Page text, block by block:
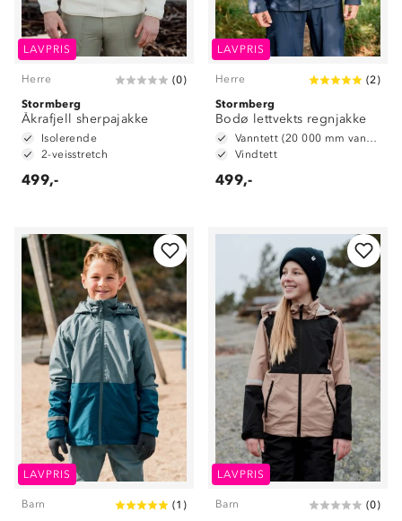
LAVPRIS
Herre (0)
Stormberg
Åkrafjell sherpajakke
Isolerende
2-veisstretch
499,-
LAVPRIS
Herre (2)
Stormberg
Bodø lettvekts regnjakke
Vanntett (20 000 mm vannsøyle)
Vindtett
499,-
LAVPRIS
Barn (1 )
LAVPRIS
Barn (0)